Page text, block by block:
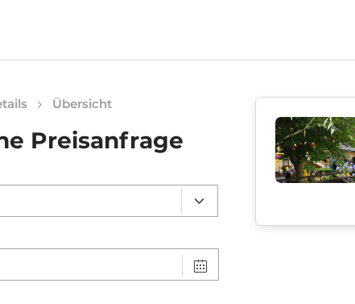
Übersicht
Preisanfrage